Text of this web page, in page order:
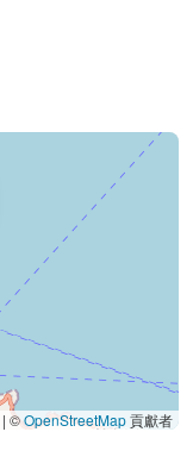
| ©OpenStreetMap貢獻者